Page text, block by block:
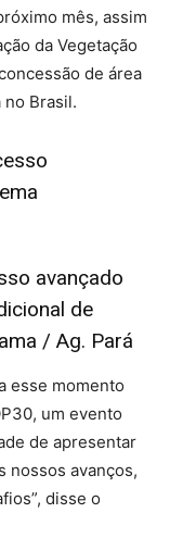
mês, assim
da Vegetação
de área
Brasil.
avançado
de
/ Ag. Pará
esse momento
um evento
de apresentar
nossos avanços,
disse o